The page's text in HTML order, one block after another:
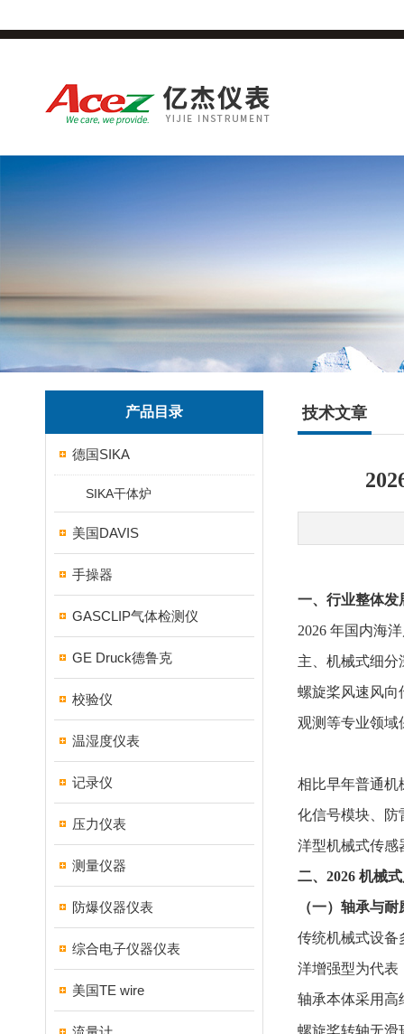
产品目录
德国SIKA
SIKA干体炉
美国DAVIS
手操器
GASCLIP气体检测仪
GE Druck德鲁克
校验仪
温湿度仪表
记录仪
压力仪表
测量仪器
防爆仪器仪表
综合电子仪器仪表
美国TE wire
技术文章
一、行业整体发
2026 年国内海
主、机械式细分
螺旋桨风速风向
观测等专业领域
相比早年普通机
化信号模块、防
洋型机械式传感
二、2026 机械
（一）轴承与
传统机械式设备
洋增强型为代表
轴承本体采用高
螺旋桨转轴无滑